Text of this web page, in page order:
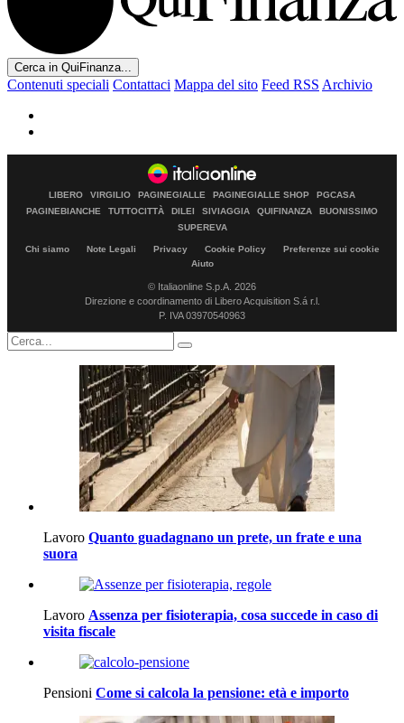
Cerca in QuiFinanza...
Contenuti speciali Contattaci Mappa del sito Feed RSS Archivio
LIBERO VIRGILIO PAGINEGIALLE PAGINEGIALLE SHOP
PGCASA
PAGINEBIANCHE
TUTTOCITTÀ DILEI SIVIAGGIA QUIFINANZA
BUONISSIMO
SUPEREVA
Chi siamo Note Legali Privacy Cookie Policy
Preferenze sui cookie
Aiuto
© Italiaonline S.p.A. 2026
Direzione e coordinamento di Libero Acquisition S.á r.l.
P. IVA 03970540963
Lavoro Quanto guadagnano un prete, un frate e una
suora
Lavoro Assenza per fisioterapia, cosa succede in caso di
visita fiscale
Pensioni Come si calcola la pensione: età e importo